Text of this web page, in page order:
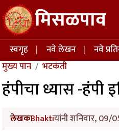
मिसळपाव
Main navigation
स्वगृह नवे लेखन नवे
मुख्य पान
भटकंती
हंपीचा ध्यास -हंपी
लेखकBhaktiयांनी शनिवार, 09/